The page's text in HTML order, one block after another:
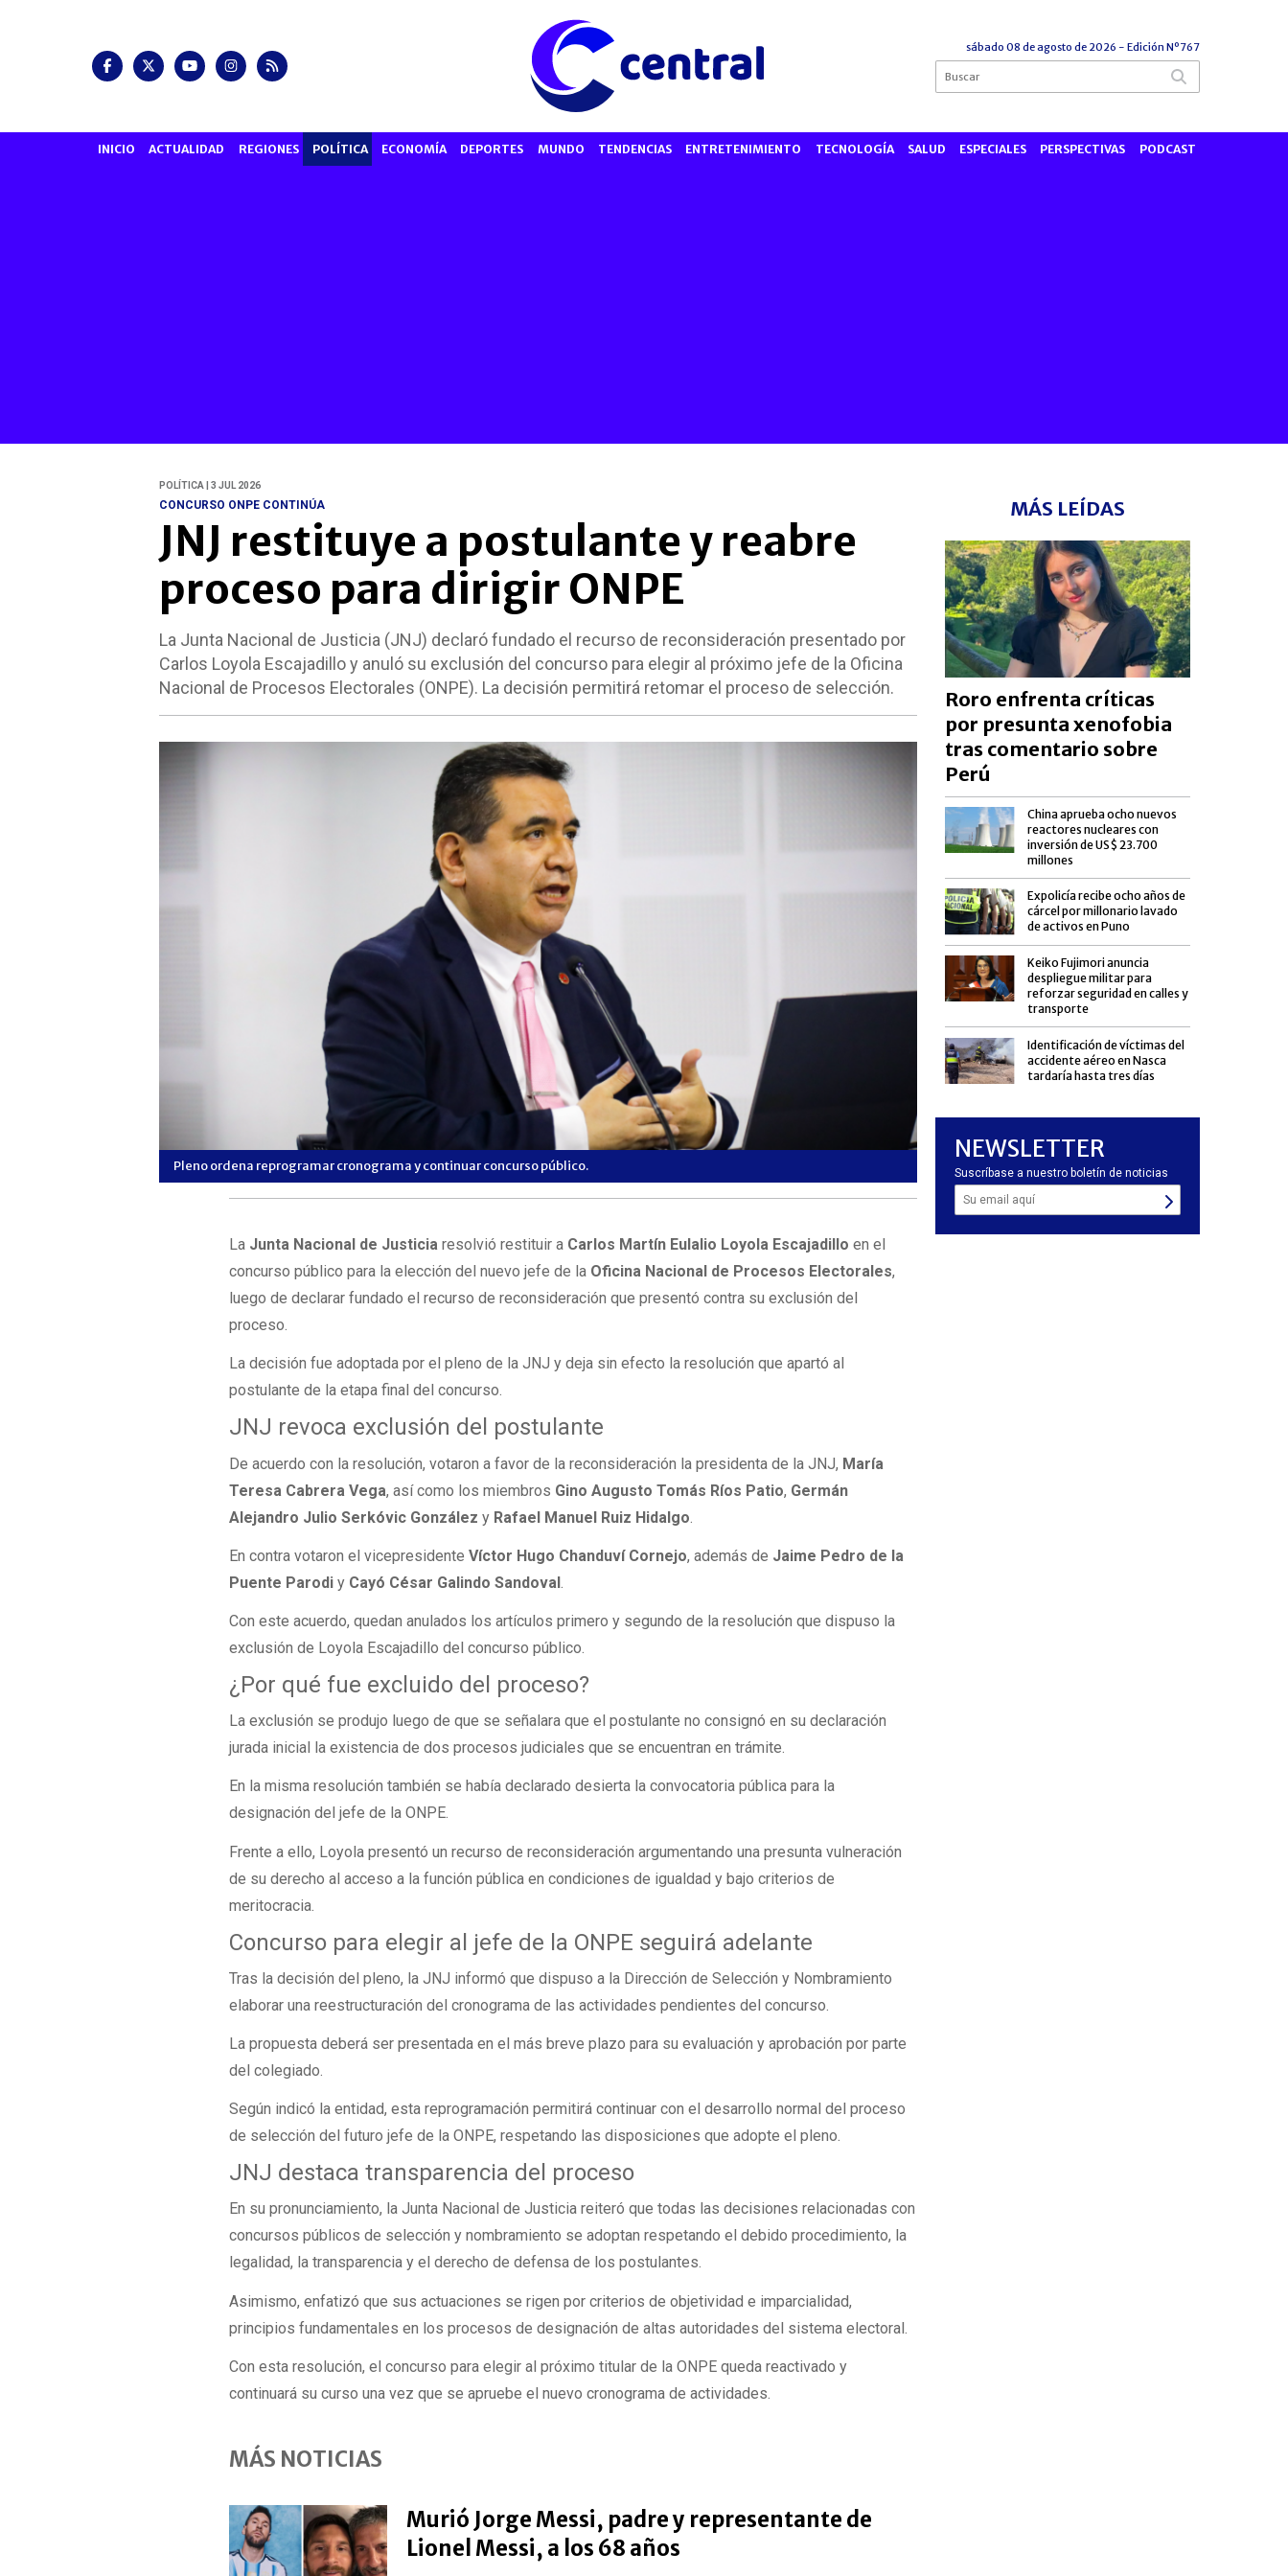
sábado 08 de agosto de 2026 - Edición Nº767
INICIO ACTUALIDAD REGIONES POLÍTICA ECONOMÍA DEPORTES MUNDO TENDENCIAS ENTRETENIMIENTO TECNOLOGÍA SALUD ESPECIALES PERSPECTIVAS PODCAST
POLÍTICA | 3 JUL 2026
CONCURSO ONPE CONTINÚA
JNJ restituye a postulante y reabre
proceso para dirigir ONPE
La Junta Nacional de Justicia (JNJ) declaró fundado el recurso de reconsideración presentado por
Carlos Loyola Escajadillo y anuló su exclusión del concurso para elegir al próximo jefe de la Oficina
Nacional de Procesos Electorales (ONPE). La decisión permitirá retomar el proceso de selección.
Pleno ordena reprogramar cronograma y continuar concurso público. Pleno ordena reprogramar cronograma y continuar
La Junta Nacional de Justicia resolvió restituir a Carlos Martín Eulalio Loyola Escajadillo en el
concurso público para la elección del nuevo jefe de la Oficina Nacional de Procesos Electorales,
luego de declarar fundado el recurso de reconsideración que presentó contra su exclusión del
proceso.
La decisión fue adoptada por el pleno de la JNJ y deja sin efecto la resolución que apartó al
postulante de la etapa final del concurso.
JNJ revoca exclusión del postulante
De acuerdo con la resolución, votaron a favor de la reconsideración la presidenta de la JNJ, María
Teresa Cabrera Vega, así como los miembros Gino Augusto Tomás Ríos Patio, Germán
Alejandro Julio Serkóvic González y Rafael Manuel Ruiz Hidalgo
En contra votaron el vicepresidenteVíctor Hugo Chanduví Cornejo, además de Jaime Pedro de la
Puente Parodi y Cayó César Galindo Sandoval
Con este acuerdo, quedan anulados los artículos primero y segundo de la resolución que dispuso la
exclusión de Loyola Escajadillo del concurso público.
¿Por qué fue excluido del proceso?
La exclusión se produjo luego de que se señalara que el postulante no consignó en su declaración
jurada inicial la existencia de dos procesos judiciales que se encuentran en trámite.
En la misma resolución también se había declarado desierta la convocatoria pública para la
designación del jefe de la ONPE.
Frente a ello, Loyola presentó un recurso de reconsideración argumentando una presunta vulneración
de su derecho al acceso a la función pública en condiciones de igualdad y bajo criterios de
meritocracia.
Concurso para elegir al jefe de la ONPE seguirá adelante
Tras la decisión del pleno, la JNJ informó que dispuso a la Dirección de Selección y Nombramiento
elaborar una reestructuración del cronograma de las actividades pendientes del concurso.
La propuesta deberá ser presentada en el más breve plazo para su evaluación y aprobación por parte
del colegiado.
Según indicó la entidad, esta reprogramación permitirá continuar con el desarrollo normal del proceso
de selección del futuro jefe de la ONPE, respetando las disposiciones que adopte el pleno.
JNJ destaca transparencia del proceso
En su pronunciamiento, la Junta Nacional de Justicia reiteró que todas las decisiones relacionadas con
concursos públicos de selección y nombramiento se adoptan respetando el debido procedimiento, la
legalidad, la transparencia y el derecho de defensa de los postulantes.
Asimismo, enfatizó que sus actuaciones se rigen por criterios de objetividad e imparcialidad,
principios fundamentales en los procesos de designación de altas autoridades del sistema electoral.
Con esta resolución, el concurso para elegir al próximo titular de la ONPE queda reactivado y
continuará su curso una vez que se apruebe el nuevo cronograma de actividades.
MÁS NOTICIAS
Murió Jorge Messi, padre y representante de
Lionel Messi, a los 68 años
MÁS LEÍDAS
Roro enfrenta críticas
por presunta xenofobia
tras comentario sobre
Perú
China aprueba ocho nuevos
reactores nucleares con
inversión de US$ 23.700
millones
Expolicía recibe ocho años de
cárcel por millonario lavado
de activos en Puno
Keiko Fujimori anuncia
despliegue militar para
reforzar seguridad en calles y
transporte
Identificación de víctimas del
accidente aéreo en Nasca
tardaría hasta tres días
NEWSLETTER
Suscríbase a nuestro boletín de noticias